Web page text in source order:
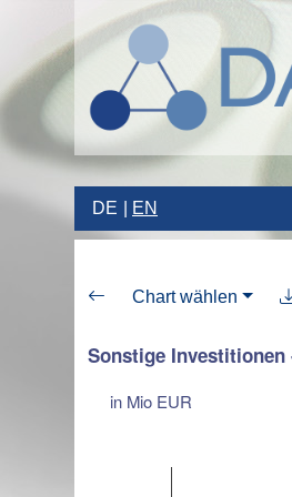
DE EN
Chart wählen
Sonstige Investitionen
in Mio EUR